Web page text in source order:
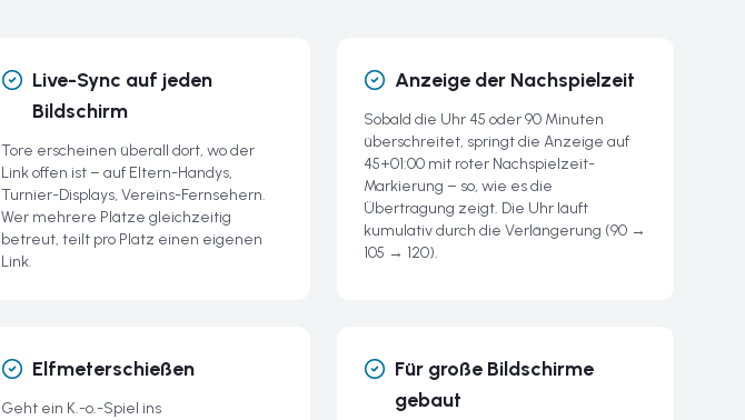
Live-Sync auf jeden
Bildschirm
Tore erscheinen überall dort, wo der
Link offen ist – auf Eltern-Handys,
Turnier-Displays, Vereins-Fernsehern.
Wer mehrere Plätze gleichzeitig
betreut, teilt pro Platz einen eigenen
Link.
Anzeige der Nachspielzeit
Sobald die Uhr 45 oder 90 Minuten
überschreitet, springt die Anzeige auf
45+01:00 mit roter Nachspielzeit-
Markierung – so, wie es die
Übertragung zeigt. Die Uhr läuft
kumulativ durch die Verlängerung (90 →
105 → 120).
Elfmeterschießen
Geht ein K.-o.-Spiel ins
Für große Bildschirme
gebaut